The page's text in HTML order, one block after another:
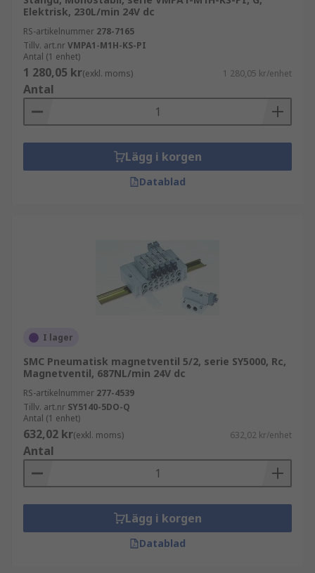
Elektrisk, 230L/min 24V dc
RS-artikelnummer 278-7165
Tillv. art.nrVMPA1-M1H-KS-PI
Antal (1 enhet)
1 280,05 kr(exkl. moms) 1 280,05 kr/enhet
Antal
Lägg i korgen
Datablad
I lager
SMC Pneumatisk magnetventil 5/2, serie SY5000, Rc,
Magnetventil, 687NL/min 24V dc
RS-artikelnummer 277-4539
Tillv. art.nr SY5140-5DO-Q
Antal (1 enhet)
632,02 kr(exkl. moms) 632,02 kr/enhet
Antal
Lägg i korgen
Datablad